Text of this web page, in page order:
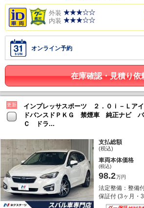
外装
内装
オンライン予約
在庫確認・見積り依
更新
インプレッサスポーツ ２．０ｉ－Ｌ
ドバンスドＰＫＧ 禁煙車 純正ナビ
Ｃ ドラ...
支払総額
(税込)
車両本体価格
(税込)
98.2万円
法定整備：整備
保証付 (3ヶ月・